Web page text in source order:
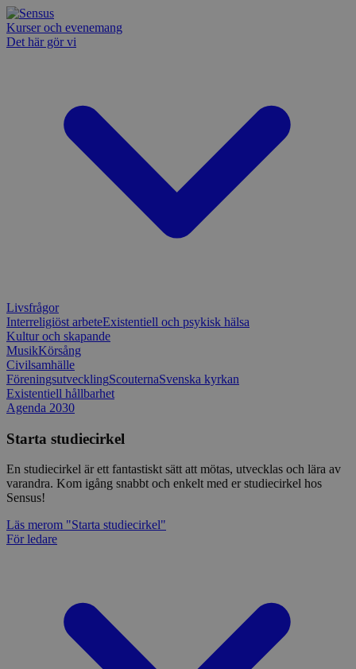
Kurser och evenemang
Det här gör vi
Livsfrågor
Interreligiöst arbeteExistentiell och psykisk hälsa
Kultur och skapande
MusikKörsång
Civilsamhälle
FöreningsutvecklingScouternaSvenska kyrkan
Existentiell hållbarhet
Agenda 2030
Starta studiecirkel
En studiecirkel är ett fantastiskt sätt att mötas, utvecklas och lära av
varandra. Kom igång snabbt och enkelt med er studiecirkel hos
Sensus!
Läs merom "Starta studiecirkel"
För ledare